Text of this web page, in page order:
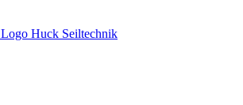
Logo Huck Seiltechnik